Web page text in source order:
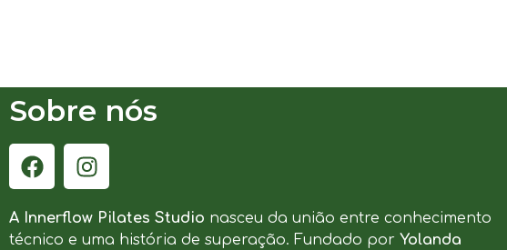
Sobre nós
A Innerflow Pilates Studio nasceu da união entre conhecimento
técnico e uma história de superação. Fundado por Yolanda